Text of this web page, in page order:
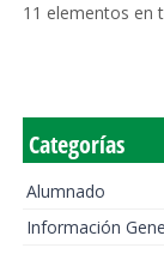
11 elementos en
Categorías
Alumnado
Información